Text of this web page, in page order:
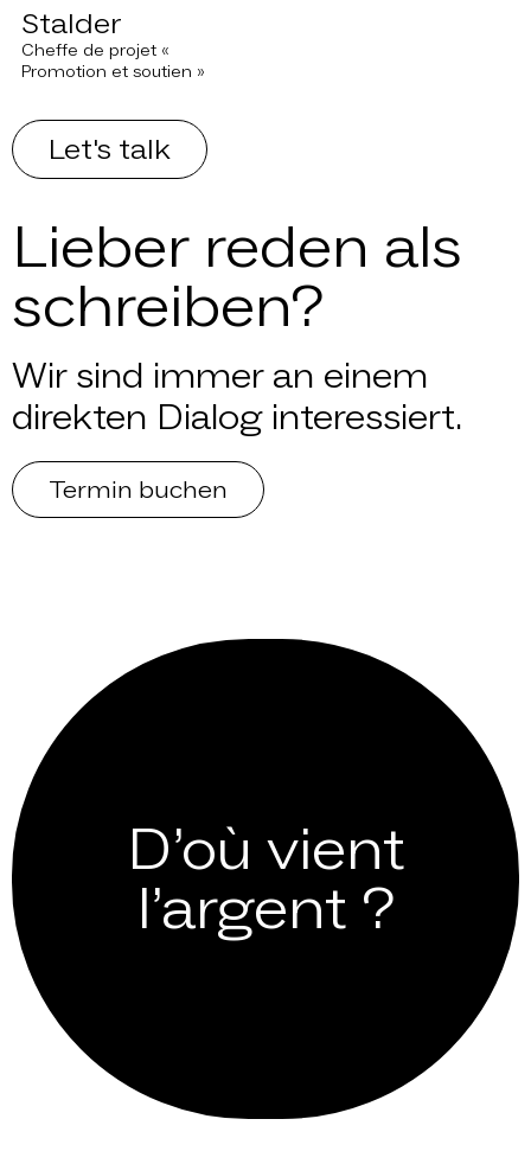
Stalder
Cheffe de projet «
Promotion et soutien »
Let's talk
Lieber reden als
schreiben?
Wir sind immer an einem
direkten Dialog interessiert.
Termin buchen
D’où vient
l’argent ?